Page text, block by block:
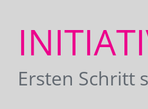
Ersten Schritt